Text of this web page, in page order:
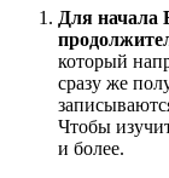
Для начала
который
сразу же
Чтобы
и более.